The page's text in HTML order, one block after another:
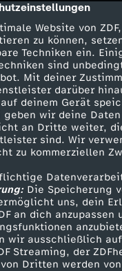
Website von
zu können,
Techniken ein.
sind
Mit deiner
darüber
deinem Gerät
geben wir deine
an Dritte weiter,
sind. Wir
zu kommerziellen
Die Speicherung
uns, dein
an dich anzupassen
wir ausschließlich
Streaming, der
Dritten werden
Service
ZDFmitreden
Kontakt zum
Tickets
Hilfe